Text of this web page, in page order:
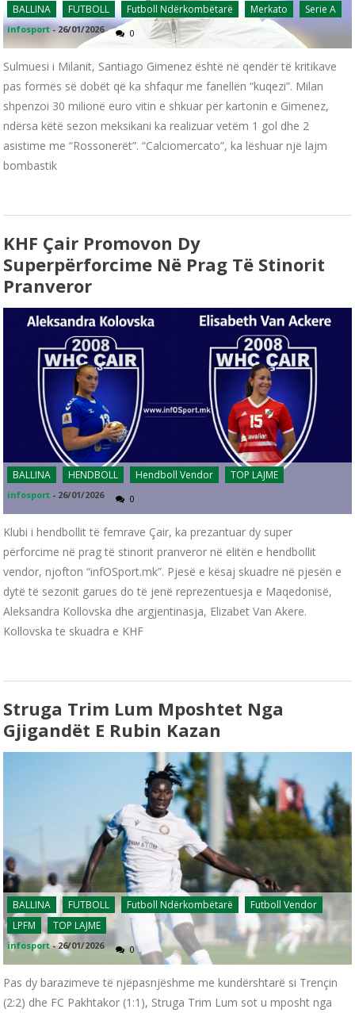
BALLINA FUTBOLL Futboll Ndërkombëtarë Merkato Serie A
infosport -26/01/2026 0
Sulmuesi i Milanit, Santiago Gimenez është në qendër të kritikave
pas formës së dobët që ka shfaqur me fanellën “kuqezi”. Milan
shpenzoi 30 milionë euro vitin e shkuar për kartonin e Gimenez,
ndërsa këtë sezon meksikani ka realizuar vetëm 1 gol dhe 2
asistime me “Rossonerët”. “Calciomercato”, ka lëshuar një lajm
bombastik
KHF Çair Promovon Dy
Superpërforcime Në Prag Të Stinorit
Pranveror
BALLINA HENDBOLL Hendboll Vendor TOP LAJME
infosport - 26/01/2026 0
Klubi i hendbollit të femrave Çair, ka prezantuar dy super
përforcime në prag të stinorit pranveror në elitën e hendbollit
vendor, njofton “infOSport.mk”. Pjesë e kësaj skuadre në pjesën e
dytë të sezonit garues do të jenë reprezentuesja e Maqedonisë,
Aleksandra Kollovska dhe argjentinasja, Elizabet Van Akere.
Kollovska te skuadra e KHF
Struga Trim Lum Mposhtet Nga
Gjigandët E Rubin Kazan
BALLINA FUTBOLL Futboll Ndërkombëtarë
Futboll Vendor
LPFM
TOP LAJME
infosport -26/01/2026 0
Pas dy barazimeve të njëpasnjëshme me kundërshtarë si Trençin
(2:2) dhe FC Pakhtakor (1:1), Struga Trim Lum sot u mposht nga